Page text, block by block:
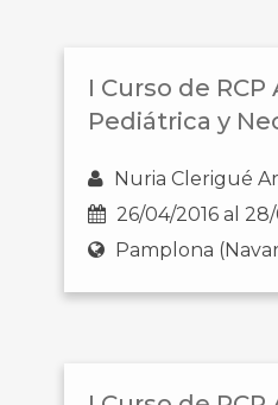
I Curso de RCP
Pediátrica y
Nuria Clerigué
26/04/2016 al
Pamplona